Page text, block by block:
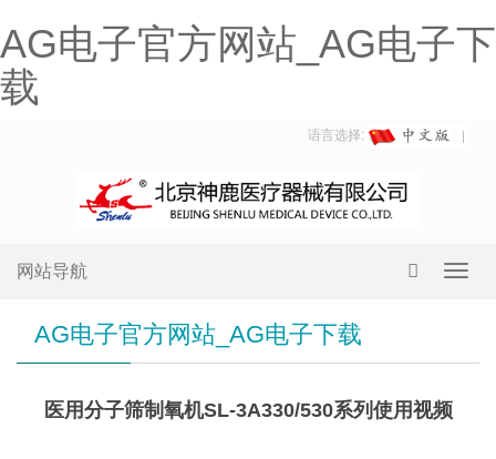
AG电子官方网站_AG电子下
载
语言选择:
网站导航
AG电子官方网站_AG电子下载
医用分子筛制氧机SL-3A330/530系列使用视频